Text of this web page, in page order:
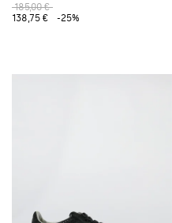
185,00 €
138,75 €
-25%